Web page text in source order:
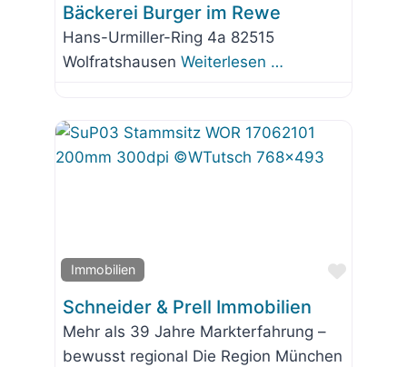
Bäckerei Burger im Rewe
Hans-Urmiller-Ring 4a 82515
Wolfratshausen Weiterlesen …
Immobilien
Favorit
Schneider & Prell Immobilien
Mehr als 39 Jahre Markterfahrung –
bewusst regional Die Region München